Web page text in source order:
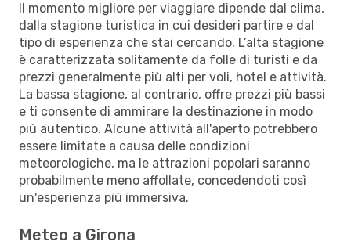
Il momento migliore per viaggiare dipende dal clima,
dalla stagione turistica in cui desideri partire e dal
tipo di esperienza che stai cercando. L’alta stagione
è caratterizzata solitamente da folle di turisti e da
prezzi generalmente più alti per voli, hotel e attività.
La bassa stagione, al contrario, offre prezzi più bassi
e ti consente di ammirare la destinazione in modo
più autentico. Alcune attività all'aperto potrebbero
essere limitate a causa delle condizioni
meteorologiche, ma le attrazioni popolari saranno
probabilmente meno affollate, concedendoti così
un'esperienza più immersiva.
Meteo a Girona